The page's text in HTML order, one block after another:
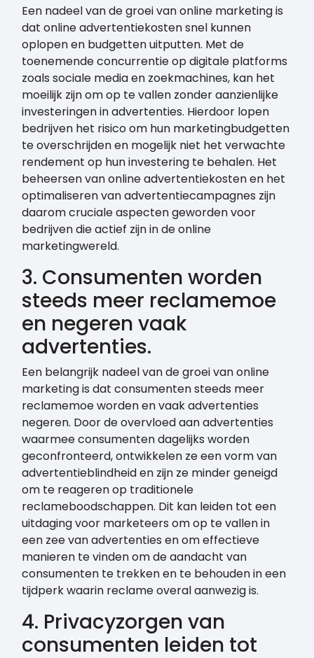
Een nadeel van de groei van online marketing is
dat online advertentiekosten snel kunnen
oplopen en budgetten uitputten. Met de
toenemende concurrentie op digitale platforms
zoals sociale media en zoekmachines, kan het
moeilijk zijn om op te vallen zonder aanzienlijke
investeringen in advertenties. Hierdoor lopen
bedrijven het risico om hun marketingbudgetten
te overschrijden en mogelijk niet het verwachte
rendement op hun investering te behalen. Het
beheersen van online advertentiekosten en het
optimaliseren van advertentiecampagnes zijn
daarom cruciale aspecten geworden voor
bedrijven die actief zijn in de online
marketingwereld.
3. Consumenten worden
steeds meer reclamemoe
en negeren vaak
advertenties.
Een belangrijk nadeel van de groei van online
marketing is dat consumenten steeds meer
reclamemoe worden en vaak advertenties
negeren. Door de overvloed aan advertenties
waarmee consumenten dagelijks worden
geconfronteerd, ontwikkelen ze een vorm van
advertentieblindheid en zijn ze minder geneigd
om te reageren op traditionele
reclameboodschappen. Dit kan leiden tot een
uitdaging voor marketeers om op te vallen in
een zee van advertenties en om effectieve
manieren te vinden om de aandacht van
consumenten te trekken en te behouden in een
tijdperk waarin reclame overal aanwezig is.
4. Privacyzorgen van
consumenten leiden tot